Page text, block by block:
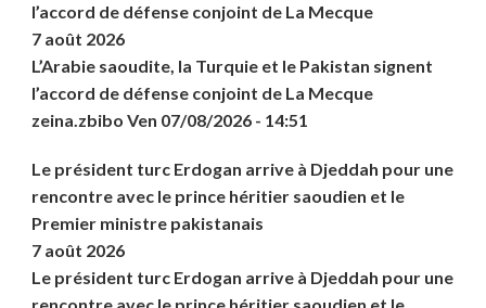
l’accord de défense conjoint de La Mecque
7 août 2026
L’Arabie saoudite, la Turquie et le Pakistan signent
l’accord de défense conjoint de La Mecque
zeina.zbibo Ven 07/08/2026 - 14:51
Le président turc Erdogan arrive à Djeddah pour une
rencontre avec le prince héritier saoudien et le
Premier ministre pakistanais
7 août 2026
Le président turc Erdogan arrive à Djeddah pour une